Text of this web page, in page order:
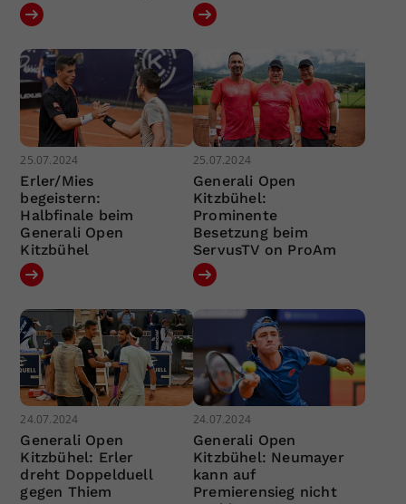
25.07.2024
Erler/Mies
begeistern:
Halbfinale beim
Generali Open
Kitzbühel
25.07.2024
Generali Open
Kitzbühel:
Prominente
Besetzung beim
ServusTV on ProAm
24.07.2024
Generali Open
Kitzbühel: Erler
dreht Doppelduell
gegen Thiem
24.07.2024
Generali Open
Kitzbühel: Neumayer
kann auf
Premierensieg nicht